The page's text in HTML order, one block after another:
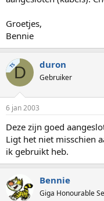
Groetjes,
Bennie
TSD duron
Gebruiker
6 jan 2003
Deze zijn goed
Ligt het niet misschien
ik gebruikt heb.
Bennie
Giga Honourable